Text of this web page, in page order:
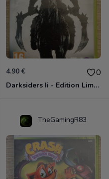
4.90 € 0
Darksiders Ii - Edition Limitée Xbox 360
TheGamingR83